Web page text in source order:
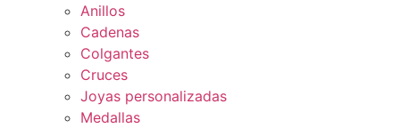
Anillos
Cadenas
Colgantes
Cruces
Joyas personalizadas
Medallas